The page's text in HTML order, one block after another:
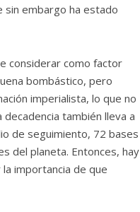
sin embargo ha estado
considerar como factor
bombástico, pero
imperialista, lo que no
también lleva a
de seguimiento, 72 bases
del planeta. Entonces, hay
importancia de que